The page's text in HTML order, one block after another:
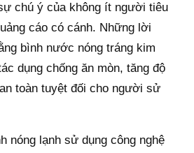
chú ý của không ít người tiêu
cáo có cánh. Những lời
bình nước nóng tráng kim
dụng chống ăn mòn, tăng độ
toàn tuyệt đối cho người sử
nóng lạnh sử dụng công nghệ